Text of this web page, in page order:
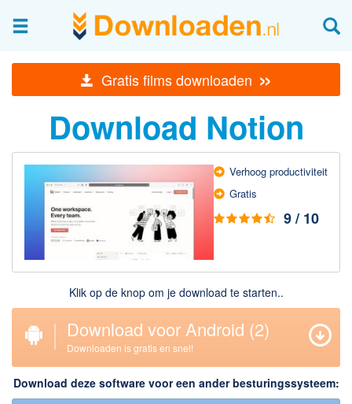
Gratis films downloaden »
Afbeeldingen & fotografie
Beheren en bekijken
Afbeelding & foto bewerken
Audio & Video
Branden en Rippen
Media streamen
Mediaspeler
Opnemen Audio en Video
Video bewerken
Downloaden
Download Notion
Verhoog produc­tiviteit
Gratis
9 / 10
Klik op de knop om je download te starten..
Download voor Android (2)
Downloaden is gratis en snel!
Download deze software voor een ander besturingssysteem: